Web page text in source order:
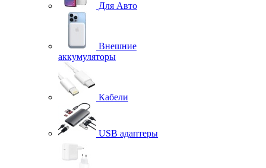
Для Авто
Внешние
аккумуляторы
Кабели
USB адаптеры